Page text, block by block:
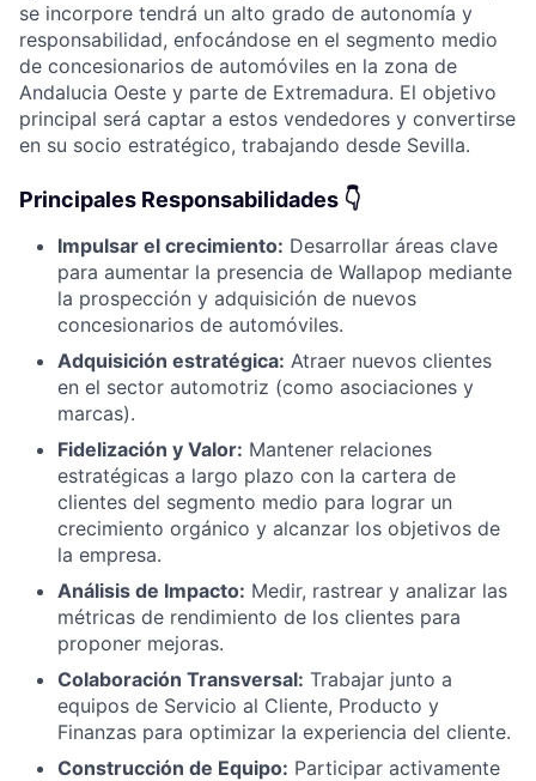
se incorpore tendrá un alto grado de autonomía y
responsabilidad, enfocándose en el segmento medio
de concesionarios de automóviles en la zona de
Andalucia Oeste y parte de Extremadura. El objetivo
principal será captar a estos vendedores y convertirse
en su socio estratégico, trabajando desde Sevilla.
Principales Responsabilidades 👇
Impulsar el crecimiento: Desarrollar áreas clave
para aumentar la presencia de Wallapop mediante
la prospección y adquisición de nuevos
concesionarios de automóviles.
Adquisición estratégica: Atraer nuevos clientes
en el sector automotriz (como asociaciones y
marcas).
Fidelización y Valor: Mantener relaciones
estratégicas a largo plazo con la cartera de
clientes del segmento medio para lograr un
crecimiento orgánico y alcanzar los objetivos de
la empresa.
Análisis de Impacto: Medir, rastrear y analizar las
métricas de rendimiento de los clientes para
proponer mejoras.
Colaboración Transversal: Trabajar junto a
equipos de Servicio al Cliente, Producto y
Finanzas para optimizar la experiencia del cliente.
Construcción de Equipo: Participar activamente